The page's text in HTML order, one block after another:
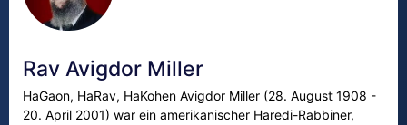
Rav Avigdor Miller
HaGaon, HaRav, HaKohen Avigdor Miller (28. August 1908 -
20. April 2001) war ein amerikanischer Haredi-Rabbiner,